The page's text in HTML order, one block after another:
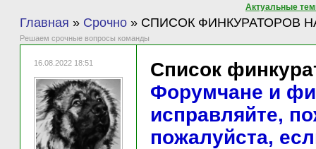
Актуальные
Главная » Срочно » СПИСОК ФИНКУРАТОРОВ
Решаем срочные вопросы команды
16.08.2022 18:51
Список
Форумчане и
исправляйте,
пожалуйста,